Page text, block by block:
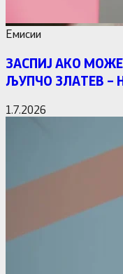
Емисии
ЗАСПИЈ АКО
ЉУПЧО ЗЛАТЕВ –
1.7.2026